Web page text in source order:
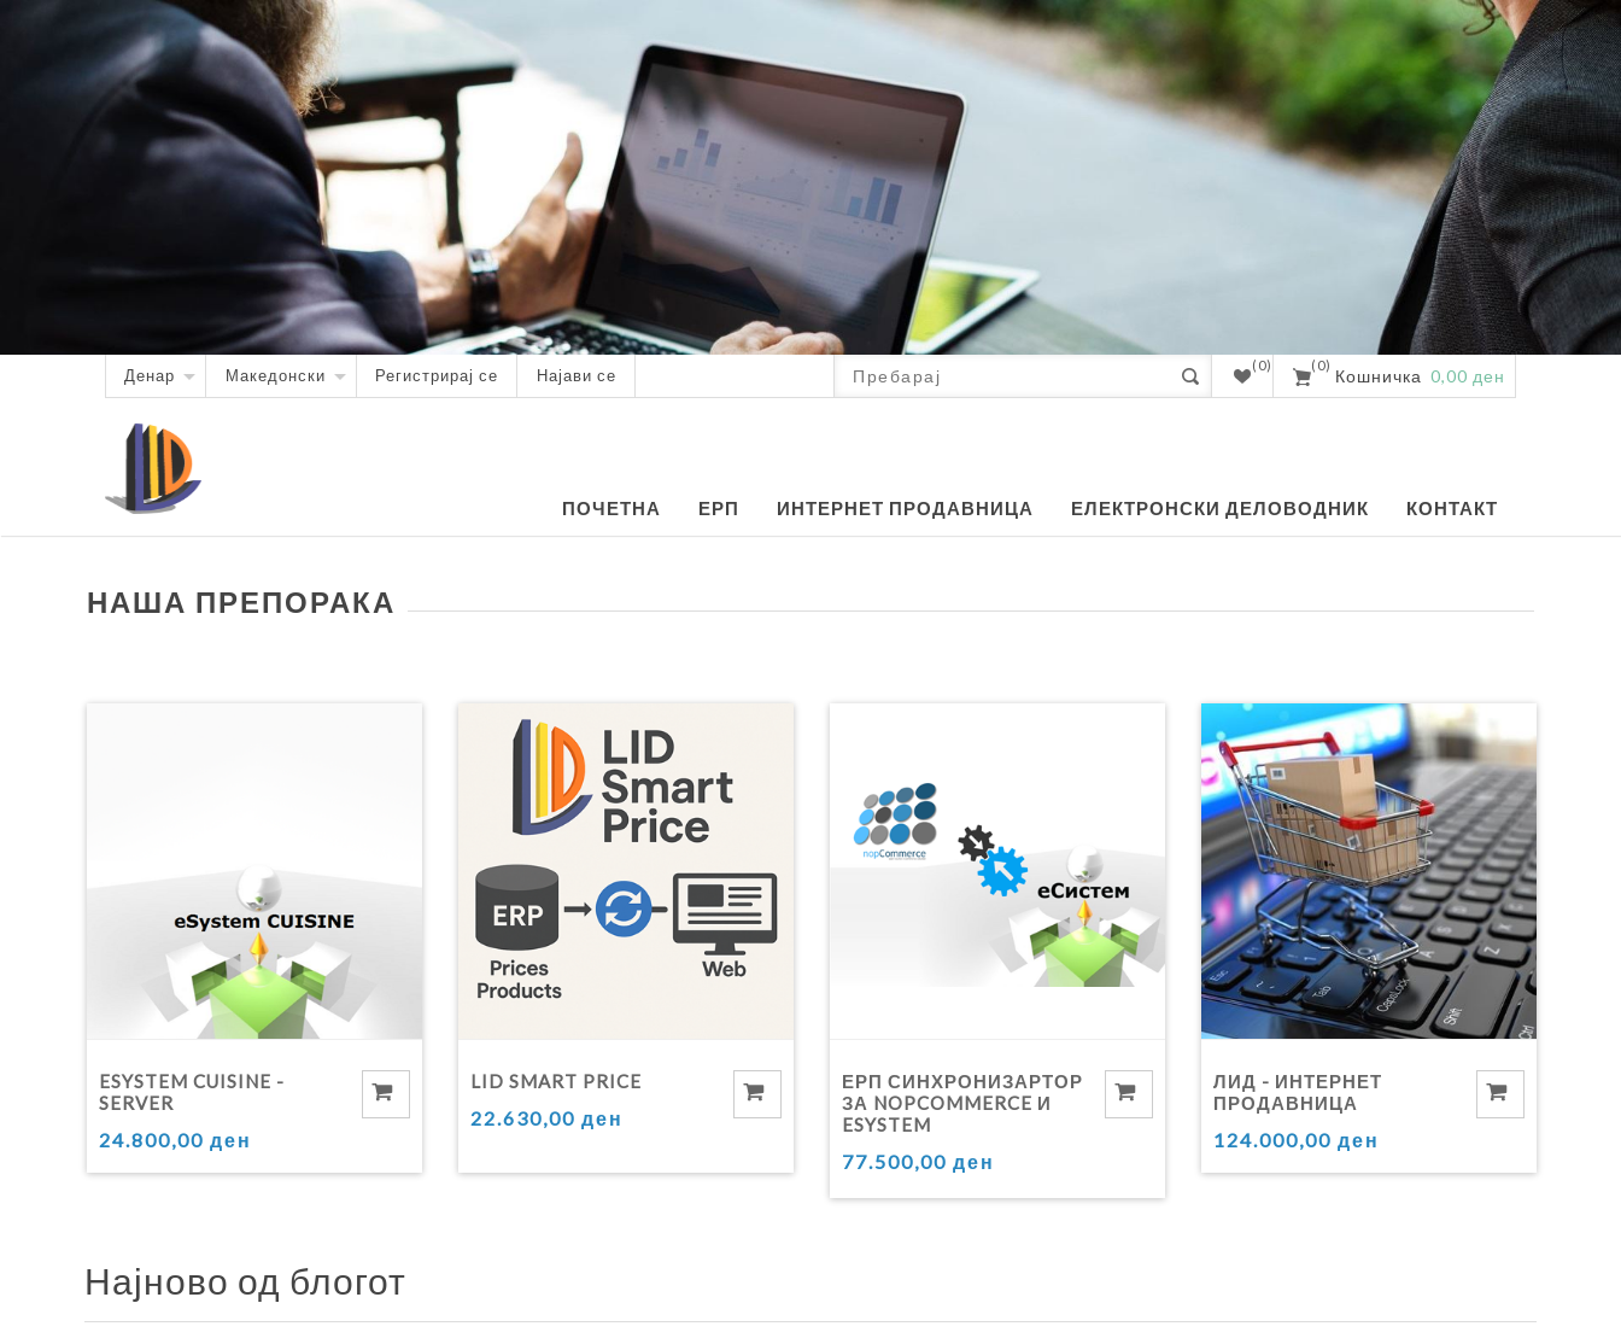
Денар Македонски Регистрирај се Најави се
(0) (0)
Кошничка 0,00 ден
ПОЧЕТНА ЕРП ИНТЕРНЕТ ПРОДАВНИЦА ЕЛЕКТРОНСКИ ДЕЛОВОДНИК КОНТАКТ
НАША ПРЕПОРАКА
ESYSTEM CUISINE -
SERVER
24.800,00 ден
LID SMART PRICE
22.630,00 ден
ЕРП СИНХРОНИЗАРТОР
ЗА NOPCOMMERCE И
ESYSTEM
77.500,00 ден
ЛИД - ИНТЕРНЕТ
ПРОДАВНИЦА
124.000,00 ден
Најново од блогот